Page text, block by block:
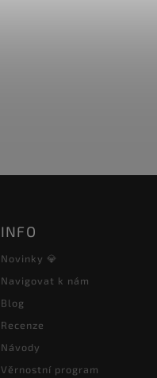
INFO
Novinky 💎
Navigovat k nám
Blog
Recenze
Návody
Věrnostní program